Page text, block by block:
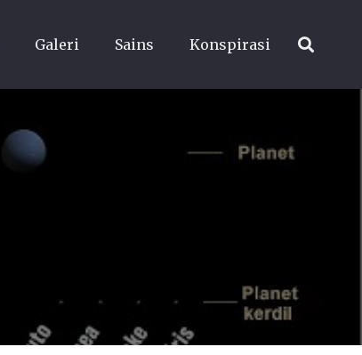
Galeri Sains Konspirasi